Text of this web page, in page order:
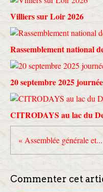
Villiers sur Loir 2026
Rassemblement national
20 septembre 2025
CITRODAYS au lac du
« Assemblée générale et...
Commenter cet